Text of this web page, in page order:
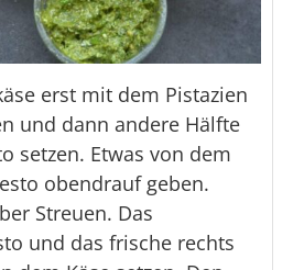
erst mit dem Pistazien
und dann andere Hälfte
setzen. Etwas von dem
obendrauf geben.
Streuen. Das
und das frische rechts